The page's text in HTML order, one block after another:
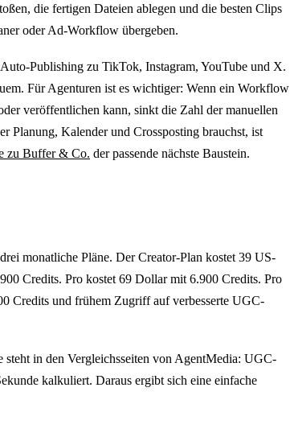
die fertigen Dateien ablegen und die besten Clips
oder Ad-Workflow übergeben.
Publishing zu TikTok, Instagram, YouTube und X.
Für Agenturen ist es wichtiger: Wenn ein Workflow
veröffentlichen kann, sinkt die Zahl der manuellen
Planung, Kalender und Crossposting brauchst, ist
zu Buffer & Co. der passende nächste Baustein.
monatliche Pläne. Der Creator-Plan kostet 39 US-
Credits. Pro kostet 69 Dollar mit 6.900 Credits. Pro
Credits und frühem Zugriff auf verbesserte UGC-
steht in den Vergleichsseiten von AgentMedia: UGC-
kalkuliert. Daraus ergibt sich eine einfache